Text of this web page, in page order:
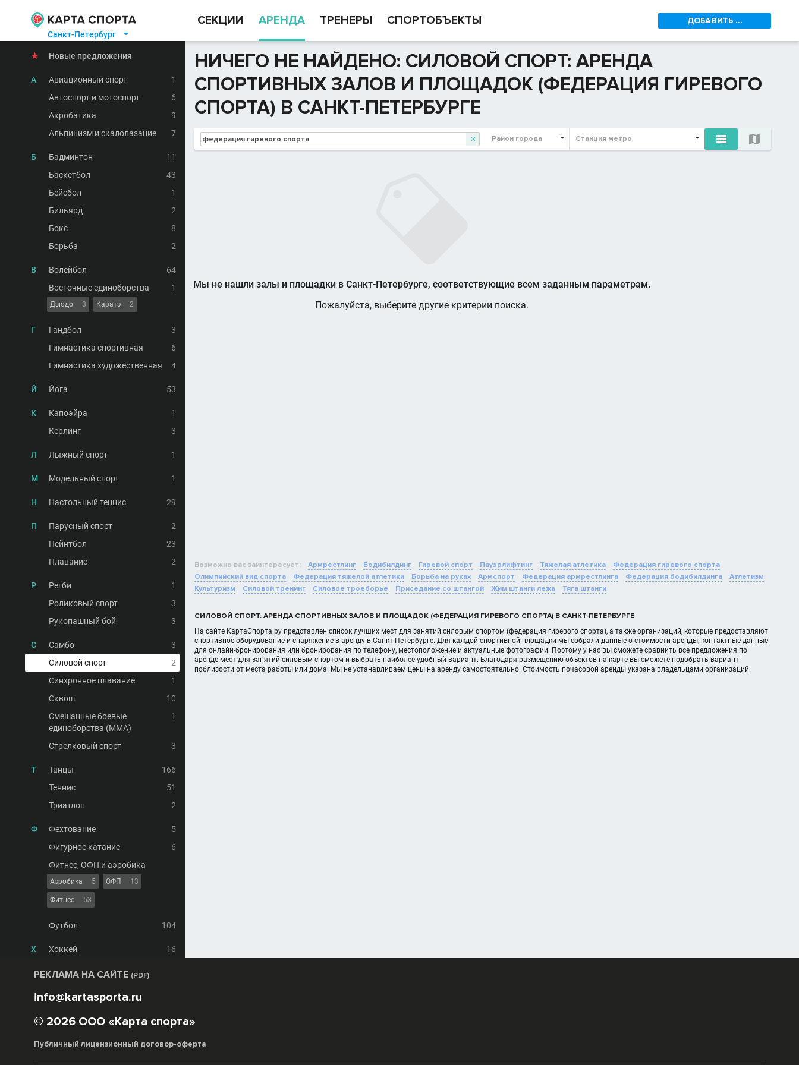
Санкт-Петербург 
СЕКЦИИ АРЕНДА ТРЕНЕРЫ СПОРТОБЪЕКТЫ ДОБАВИТЬ ...
★ Новые предложения
А Авиационный спорт
1
Автоспорт и мотоспорт
6
Акробатика
9
Альпинизм и скалолазание
7
Б Бадминтон
11
Баскетбол
43
Бейсбол
1
Бильярд
2
Бокс
8
Борьба
2
В Волейбол
64
Восточные единоборства
1
Дзюдо 3 Каратэ 2
Г Гандбол
3
Гимнастика спортивная
6
Гимнастика художественная
4
Й Йога 53
К Капоэйра
1
Керлинг
3
Л Лыжный спорт 1
М Модельный спорт 1
Н Настольный теннис 29
П Парусный спорт
2
Пейнтбол
23
Плавание
2
Р Регби
1
Роликовый спорт
3
Рукопашный бой
3
С Самбо
3
Силовой спорт
2
Синхронное плавание
1
Сквош
10
Смешанные боевые
единоборства (MMA)
1
Стрелковый спорт 3
Т Танцы
166
Теннис
51
Триатлон
2
Ф Фехтование
5
Фигурное катание
6
Фитнес, ОФП и аэробика
Аэробика 5 ОФП 13
Фитнес 53
Футбол 104
Х Хоккей 16
НИЧЕГО НЕ НАЙДЕНО: СИЛОВОЙ СПОРТ: АРЕНДА
СПОРТИВНЫХ ЗАЛОВ И ПЛОЩАДОК (ФЕДЕРАЦИЯ ГИРЕВОГО
СПОРТА) В САНКТ-ПЕТЕРБУРГЕ
 Район города Станция метро  
Мы не нашли залы и площадки в Санкт-Петербурге, соответствующие всем заданным параметрам.
Пожалуйста, выберите другие критерии поиска.
Возможно вас заинтересует: Армрестлинг Бодибилдинг Гиревой спорт Пауэрлифтинг Тяжелая атлетика
Федерация гиревого спорта
Олимпийский вид спорта
Федерация тяжелой атлетики Борьба на руках Армспорт Федерация армрестлинга Федерация бодибилдинга
Атлетизм
Культуризм
Силовой тренинг Силовое троеборье Приседание со штангой Жим штанги лежа Тяга штанги
СИЛОВОЙ СПОРТ: АРЕНДА СПОРТИВНЫХ ЗАЛОВ И ПЛОЩАДОК (ФЕДЕРАЦИЯ ГИРЕВОГО СПОРТА) В САНКТ-ПЕТЕРБУРГЕ
На сайте КартаСпорта.ру представлен список лучших мест для занятий силовым спортом (федерация гиревого спорта), а также организаций, которые предоставляют
спортивное оборудование и снаряжение в аренду в Санкт-Петербурге. Для каждой спортивной площадки мы собрали данные о стоимости аренды, контактные данные
для онлайн-бронирования или бронирования по телефону, местоположение и актуальные фотографии. Поэтому у нас вы сможете сравнить все предложения по
аренде мест для занятий силовым спортом и выбрать наиболее удобный вариант. Благодаря размещению объектов на карте вы сможете подобрать вариант
поблизости от места работы или дома. Мы не устанавливаем цены на аренду самостоятельно. Стоимость почасовой аренды указана владельцами организаций.
РЕКЛАМА НА САЙТЕ (PDF)
info@kartasporta.ru
© 2026 ООО «Карта спорта»
Публичный лицензионный договор-оферта